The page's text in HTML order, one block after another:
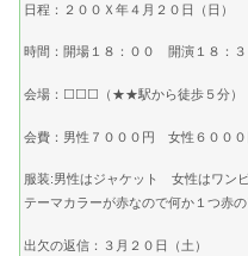
日程：２００Ｘ年４月２０日（日）
時間：開場１８：００ 開演１８：３
会場：☐☐☐（★★駅から徒歩５分）
会費：男性７０００円 女性６０００
服装:男性はジャケット 女性はワン
テーマカラーが赤なので何か１つ赤
出欠の返信：３月２０日（土）